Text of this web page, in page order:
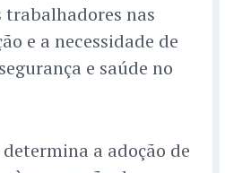
nas
e a necessidade de
e saúde no
a adoção de